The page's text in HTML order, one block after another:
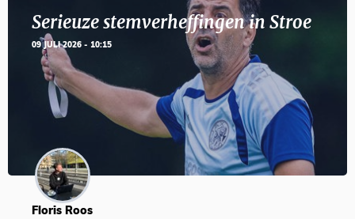
Serieuze stemverheffingen in Stroe
09 JULI 2026 - 10:15
Floris Roos